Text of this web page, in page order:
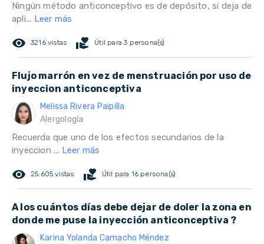
Ningún método anticonceptivo es de depósito, si deja de
apli... Leer más
remove_red_eye 3216 vistas volunteer_activism Útil para 3 persona(s)
Flujo marrón en vez de menstruación por uso de
inyeccion anticonceptiva
Melissa Rivera Paipilla
Alergología
Recuerda que uno de los efectos secundarios de la
inyeccion ... Leer más
remove_red_eye 25.605 vistas volunteer_activism Útil para 16 persona(s)
A los cuántos días debe dejar de doler la zona en
donde me puse la inyección anticonceptiva ?
Karina Yolanda Camacho Méndez